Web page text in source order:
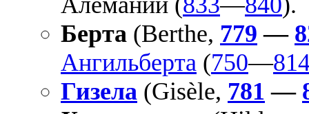
Берта (Berthe, 779 —
Ангильберта (750—
Гизела (Gisèle, 781 —